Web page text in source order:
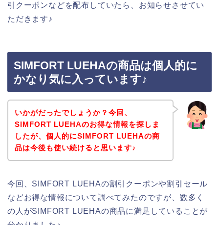
引クーポンなどを配布していたら、お知らせさせてい
ただきます♪
SIMFORT LUEHAの商品は個人的に
かなり気に入っています♪
いかがだったでしょうか？今回、
SIMFORT LUEHAのお得な情報を探しま
したが、個人的にSIMFORT LUEHAの商
品は今後も使い続けると思います♪
今回、SIMFORT LUEHAの割引クーポンや割引セール
などお得な情報について調べてみたのですが、数多く
の人がSIMFORT LUEHAの商品に満足していることが